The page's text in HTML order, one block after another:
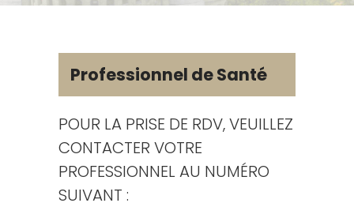
Professionnel de Santé
POUR LA PRISE DE RDV, VEUILLEZ
CONTACTER VOTRE
PROFESSIONNEL AU NUMÉRO
SUIVANT :